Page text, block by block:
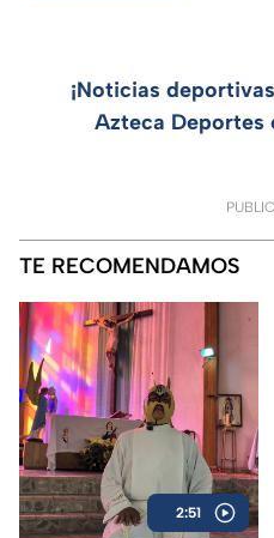
¡Noticias
Azteca Deportes
TE RECOMENDAMOS
2:51